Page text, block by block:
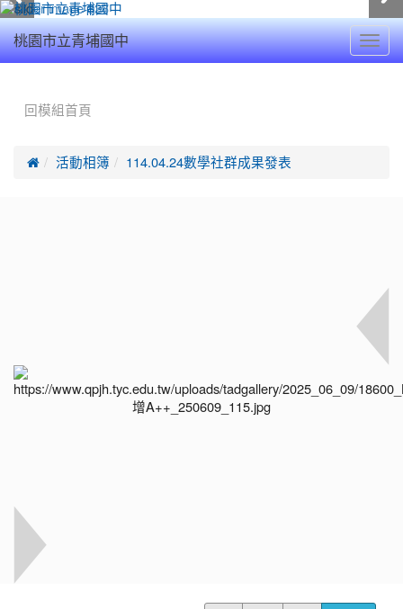
桃園市立青埔國中
回模組首頁
 活動相簿 114.04.24數學社群成果發表